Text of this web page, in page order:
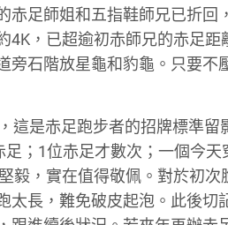
赤足師姐和五指鞋師兄已折回
4K，已超逾初赤師兄的赤足
旁石階放星龜和豹龜。只要不
這是赤足跑步者的招牌標準
；1位赤足才數次；一個今
毅，實在值得敬佩。對於初
太長，難免破皮起泡。此後切